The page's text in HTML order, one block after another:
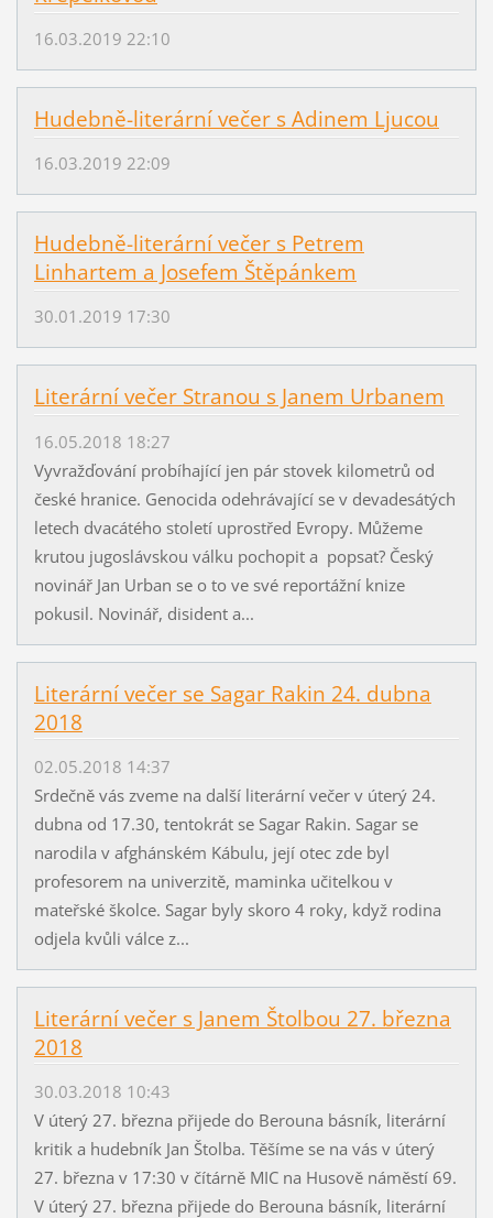
16.03.2019 22:10
Hudebně-literární večer s Adinem Ljucou
16.03.2019 22:09
Hudebně-literární večer s Petrem
Linhartem a Josefem Štěpánkem
30.01.2019 17:30
Literární večer Stranou s Janem Urbanem
16.05.2018 18:27
Vyvražďování probíhající jen pár stovek kilometrů od
české hranice. Genocida odehrávající se v devadesátých
letech dvacátého století uprostřed Evropy. Můžeme
krutou jugoslávskou válku pochopit a popsat? Český
novinář Jan Urban se o to ve své reportážní knize
pokusil. Novinář, disident a...
Literární večer se Sagar Rakin 24. dubna
2018
02.05.2018 14:37
Srdečně vás zveme na další literární večer v úterý 24.
dubna od 17.30, tentokrát se Sagar Rakin. Sagar se
narodila v afghánském Kábulu, její otec zde byl
profesorem na univerzitě, maminka učitelkou v
mateřské školce. Sagar byly skoro 4 roky, když rodina
odjela kvůli válce z...
Literární večer s Janem Štolbou 27. března
2018
30.03.2018 10:43
V úterý 27. března přijede do Berouna básník, literární
kritik a hudebník Jan Štolba. Těšíme se na vás v úterý
27. března v 17:30 v čítárně MIC na Husově náměstí 69.
V úterý 27. března přijede do Berouna básník, literární